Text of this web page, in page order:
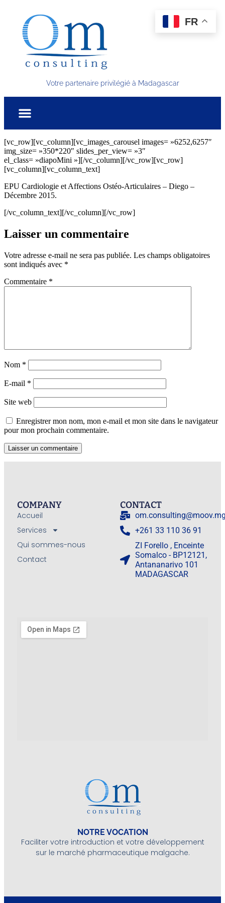
Votre partenaire privilégié à Madagascar
[vc_row][vc_column][vc_images_carousel images= »6252,6257″
img_size= »350*220″ slides_per_view= »3″
el_class= »diapoMini »][/vc_column][/vc_row][vc_row]
[vc_column][vc_column_text]
EPU Cardiologie et Affections Ostéo-Articulaires – Diego –
Décembre 2015.
[/vc_column_text][/vc_column][/vc_row]
Laisser un commentaire
Votre adresse e-mail ne sera pas publiée. Les champs obligatoires
sont indiqués avec *
Commentaire *
Nom *
E-mail *
Site web
Enregistrer mon nom, mon e-mail et mon site dans le navigateur
pour mon prochain commentaire.
NOTRE VOCATION
Faciliter votre introduction et votre développement
sur le marché pharmaceutique malgache.
COMPANY
Accueil
Services
Qui sommes-nous
Contact
CONTACT
+261 33 110 36 91
ZI Forello , Enceinte
Somalco - BP12121,
Antananarivo 101
MADAGASCAR
FR